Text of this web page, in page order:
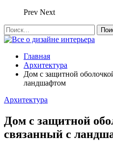
Prev Next
Главная
Архитектура
Дом с защитной
ландшафтом
Архитектура
Дом с защитной
связанный с